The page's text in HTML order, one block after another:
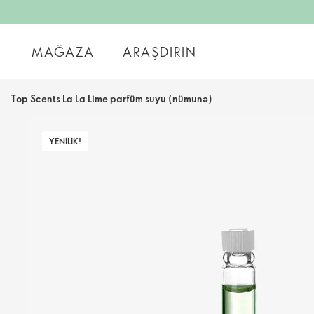
MAĞAZA ARAŞDIRIN
Top Scents La La Lime parfüm suyu (nümunə)
YENILIK!